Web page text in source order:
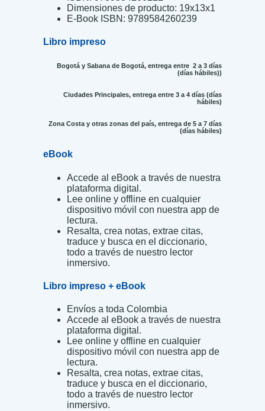
Dimensiones de producto: 19x13x1
E-Book ISBN: 9789584260239
Libro impreso
Bogotá y Sabana de Bogotá, entrega entre 2 a 3 días
(días hábiles))
Ciudades Principales, entrega entre 3 a 4 días (días
hábiles)
Zona Costa y otras zonas del país, entrega de 5 a 7 días
(días hábiles)
eBook
Accede al eBook a través de nuestra
plataforma digital.
Lee online y offline en cualquier
dispositivo móvil con nuestra app de
lectura.
Resalta, crea notas, extrae citas,
traduce y busca en el diccionario,
todo a través de nuestro lector
inmersivo.
Libro impreso + eBook
Envíos a toda Colombia
Accede al eBook a través de nuestra
plataforma digital.
Lee online y offline en cualquier
dispositivo móvil con nuestra app de
lectura.
Resalta, crea notas, extrae citas,
traduce y busca en el diccionario,
todo a través de nuestro lector
inmersivo.